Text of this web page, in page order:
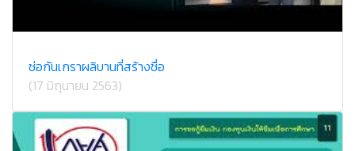
ช่อกันเกราผลิบานที่สร้างชื่อ
(17 มิถุนายน 2563)